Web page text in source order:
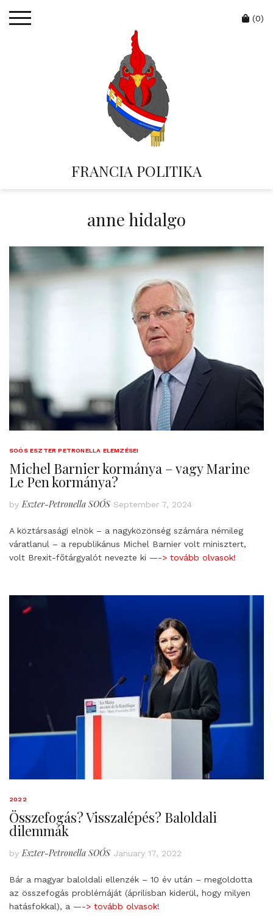
FRANCIA POLITIKA
Cart
(0)
anne hidalgo
SOÓS ESZTER PETRONELLA ELEMZÉSEI
Michel Barnier kormánya – vagy Marine
Le Pen kormánya?
by Eszter-Petronella SOÓS September 7, 2024
A köztársasági elnök – a nagyközönség számára némileg
váratlanul – a republikánus Michel Barnier volt minisztert,
volt Brexit-főtárgyalót nevezte ki —-> tovább olvasok!
2022
Összefogás? Visszalépés? Baloldali
dilemmák
by Eszter-Petronella SOÓS January 17, 2022
Bár a magyar baloldali ellenzék – 10 év után – megoldotta
az összefogás problémáját (áprilisban kiderül, hogy milyen
hatásfokkal), a —-> tovább olvasok!